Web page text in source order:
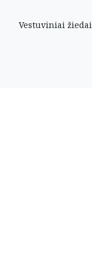
Vestuviniai žiedai